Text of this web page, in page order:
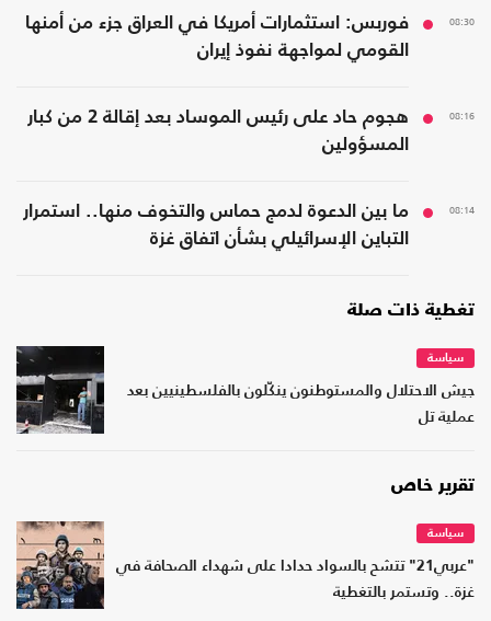
08:30
فوربس: استثمارات أمريكا في العراق جزء من أمنها
القومي لمواجهة نفوذ إيران
08:16
هجوم حاد على رئيس الموساد بعد إقالة 2 من كبار
المسؤولين
08:14
ما بين الدعوة لدمج حماس والتخوف منها.. استمرار
التباين الإسرائيلي بشأن اتفاق غزة
تغطية ذات صلة
سياسة
جيش الاحتلال والمستوطنون ينكّلون بالفلسطينيين بعد
عملية تل
تقرير خاص
سياسة
"عربي21" تتشح بالسواد حدادا على شهداء الصحافة في
غزة.. وتستمر بالتغطية